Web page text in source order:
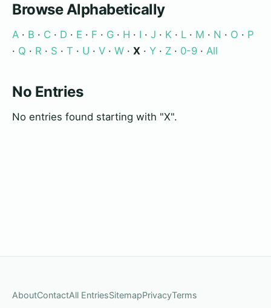
Browse Alphabetically
A · B · C · D · E · F · G · H · I · J · K · L · M · N · O · P
· Q · R · S · T · U · V · W · X · Y · Z · 0-9 · All
No Entries
No entries found starting with "X".
AboutContactAll EntriesSitemapPrivacyTerms